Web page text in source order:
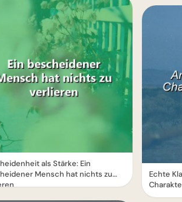
als Stärke: Ein
Mensch hat nichts zu
Echte